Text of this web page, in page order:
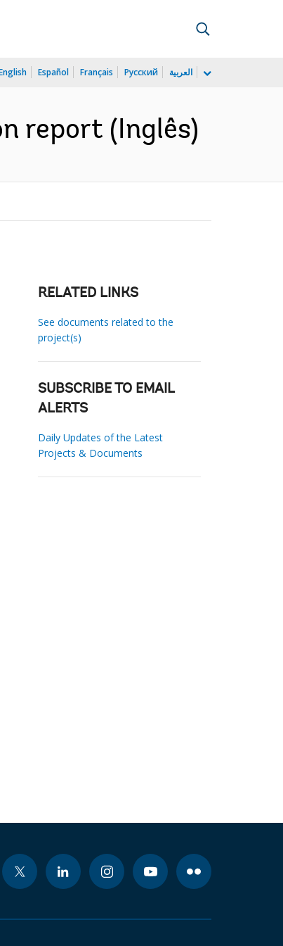
Español Français Русский العربية
report (Inglês)
RELATED LINKS
See documents related to the
project(s)
SUBSCRIBE TO EMAIL
ALERTS
Daily Updates of the Latest
Projects & Documents